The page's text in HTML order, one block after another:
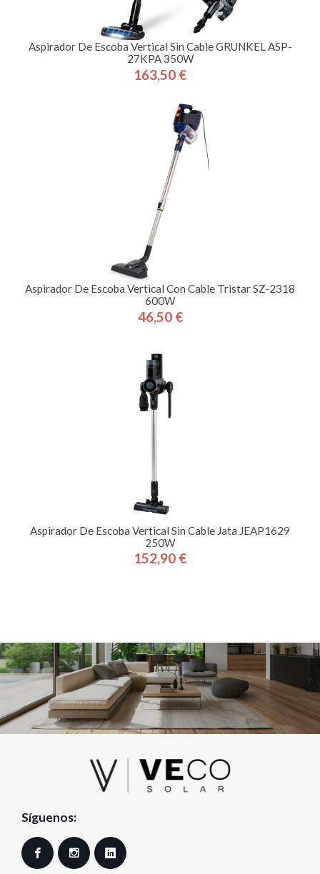
Aspirador De Escoba Vertical Sin Cable GRUNKEL ASP-
27KPA 350W
Precio
163,50 €
Aspirador De Escoba Vertical Con Cable Tristar SZ-2318
600W
Precio
46,50 €
Aspirador De Escoba Vertical Sin Cable Jata JEAP1629
250W
Precio
152,90 €
Síguenos:
Facebook Instagram